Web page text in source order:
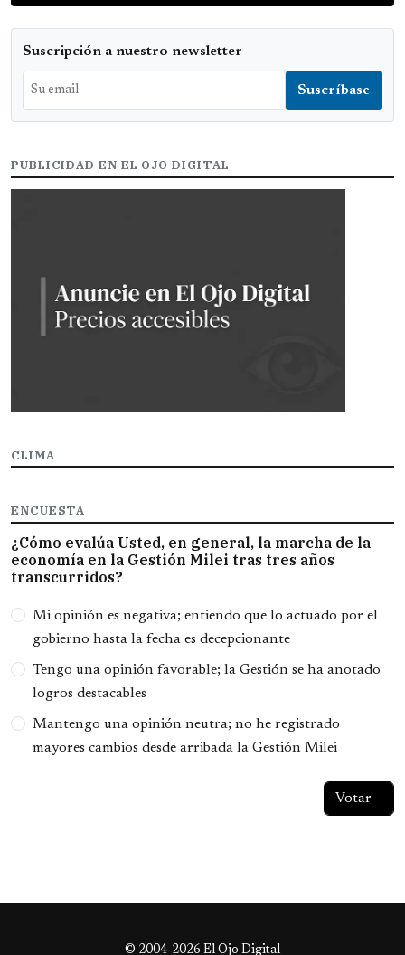
Suscripción a nuestro newsletter
PUBLICIDAD EN EL OJO DIGITAL
CLIMA
ENCUESTA
¿Cómo evalúa Usted, en general, la marcha de la
economía en la Gestión Milei tras tres años
transcurridos?
Opciones
Mi opinión es negativa; entiendo que lo actuado por el
gobierno hasta la fecha es decepcionante
Tengo una opinión favorable; la Gestión se ha anotado
logros destacables
Mantengo una opinión neutra; no he registrado
mayores cambios desde arribada la Gestión Milei
© 2004-2026 El Ojo Digital